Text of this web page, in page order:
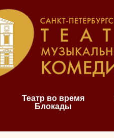
Театр во время
Блокады